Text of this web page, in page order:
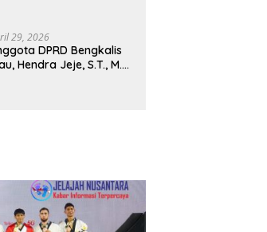
Ujang Pimpin DPD
Demokrat SumSel
29, 2026
DPRD Bengkalis
Hendra Jeje, S.T., M.M